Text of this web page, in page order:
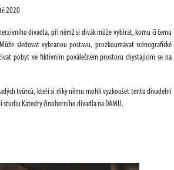
2020
divadla, při němž si divák může vybírat, komu či čemu
sledovat vybranou postavu, prozkoumávat scénografické
pobyt ve fiktivním poválečném prostoru chystajícím se na
tvůrců, kteří si díky němu mohli vyzkoušet tento divadelní
Katedry činoherního divadla na DAMU.